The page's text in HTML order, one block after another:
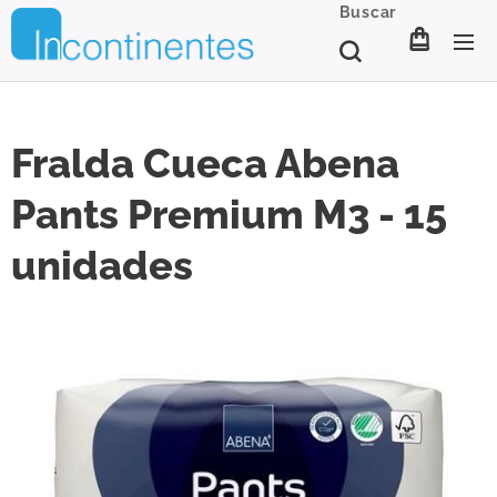
Buscar
Fralda Cueca Abena
Pants Premium M3 - 15
unidades